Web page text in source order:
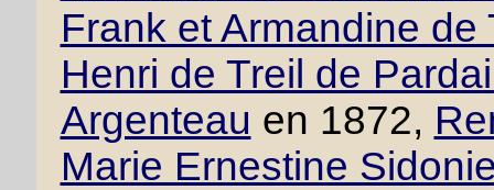
Frank et Armandine
Henri de Treil de
Argenteau en 1872,
Marie Ernestine